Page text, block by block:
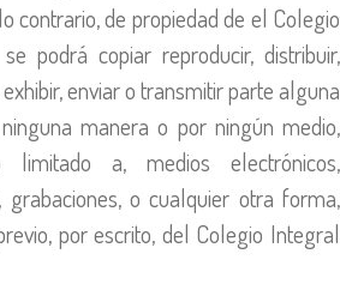
contrario, de propiedad de el Colegio
podrá copiar reproducir, distribuir,
enviar o transmitir parte alguna
manera o por ningún medio,
limitado a, medios electrónicos,
grabaciones, o cualquier otra forma,
por escrito, del Colegio Integral